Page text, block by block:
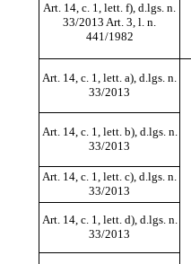
Art. 14, c. 1, lett. f), d.lgs. n.
33/2013 Art. 3, l. n.
441/1982
Art. 14, c. 1, lett. a), d.lgs. n.
33/2013
Art. 14, c. 1, lett. b), d.lgs. n.
33/2013
Art. 14, c. 1, lett. c), d.lgs. n.
33/2013
Art. 14, c. 1, lett. d), d.lgs. n.
33/2013